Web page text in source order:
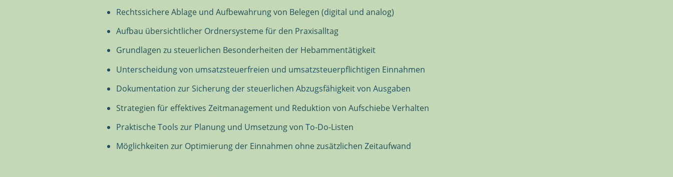
Rechtssichere Ablage und Aufbewahrung von Belegen (digital und analog)
Aufbau übersichtlicher Ordnersysteme für den Praxisalltag
Grundlagen zu steuerlichen Besonderheiten der Hebammentätigkeit
Unterscheidung von umsatzsteuerfreien und umsatzsteuerpflichtigen Einnahmen
Dokumentation zur Sicherung der steuerlichen Abzugsfähigkeit von Ausgaben
Strategien für effektives Zeitmanagement und Reduktion von Aufschiebe Verhalten
Praktische Tools zur Planung und Umsetzung von To-Do-Listen
Möglichkeiten zur Optimierung der Einnahmen ohne zusätzlichen Zeitaufwand